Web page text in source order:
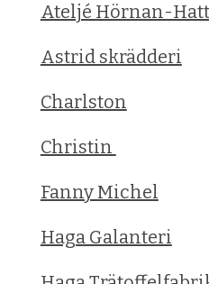
Ateljé Hörnan-
Astrid skrädderi
Charlston
Christin
Fanny Michel
Haga Galanteri